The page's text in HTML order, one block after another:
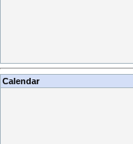
Calendar